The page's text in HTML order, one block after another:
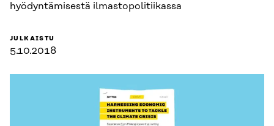
hyödyntämisestä ilmastopolitiikassa
JULKAISTU
5.10.2018